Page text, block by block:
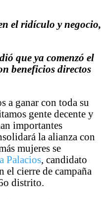
el ridículo y negocio,
que ya comenzó el
beneficios directos
a ganar con toda su
gente decente y
importantes
la alianza con
mujeres se
Palacios, candidato
cierre de campaña
distrito.